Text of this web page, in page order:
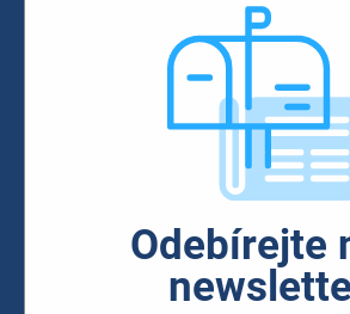
Odebírejte